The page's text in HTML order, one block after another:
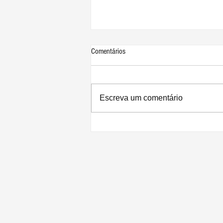
Comentários
Escreva um comentário